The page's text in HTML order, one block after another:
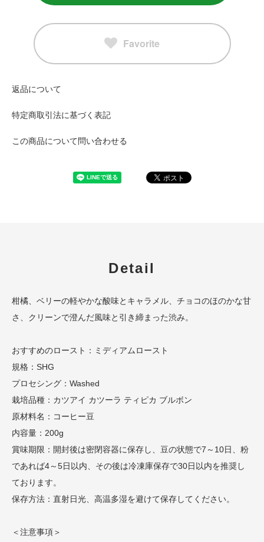
Favorite
返品について
特定商取引法に基づく表記
この商品について問い合わせる
Detail
柑橘、ベリーの軽やかな酸味とキャラメル、チョコのほのかな甘
さ、クリーンで澄んだ風味と引き締まった渋み。
おすすめのロースト：ミディアムロースト
規格：SHG
プロセシング：Washed
栽培品種：カツアイ カツーラ ティピカ ブルボン
原材料名：コーヒー豆
内容量：200g
賞味期限：開封後は密閉容器に保存し、豆の状態で7～10日、粉
であれば4～5日以内、その後は冷凍庫保存で30日以内を推奨し
ております。
保存方法：直射日光、高温多湿を避けて保存してください。
＜注意事項＞